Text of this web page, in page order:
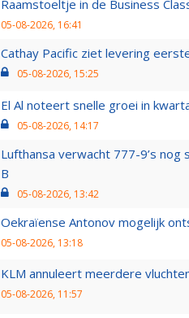
Raamstoeltje in de Business
05-08-2026, 16:41
Cathay Pacific ziet levering
05-08-2026, 15:25
El Al noteert snelle groei in
05-08-2026, 14:17
Lufthansa verwacht 777-9’s
B
05-08-2026, 13:42
Oekraïense Antonov mogelijk
05-08-2026, 13:18
KLM annuleert meerdere
05-08-2026, 11:57